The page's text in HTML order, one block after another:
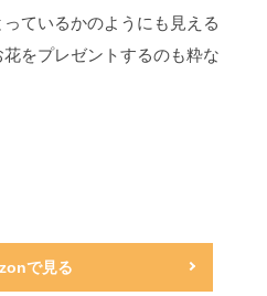
ているかのようにも見える
をプレゼントするのも粋な
で見る